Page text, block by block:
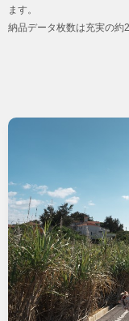
ます。
納品データ枚数は充実の約